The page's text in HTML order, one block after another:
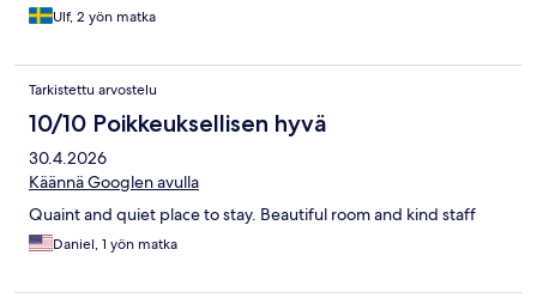
Ulf, 2 yön matka
Tarkistettu arvostelu
10/10 Poikkeuksellisen hyvä
30.4.2026
Käännä Googlen avulla
Quaint and quiet place to stay. Beautiful room and kind staff
Daniel, 1 yön matka